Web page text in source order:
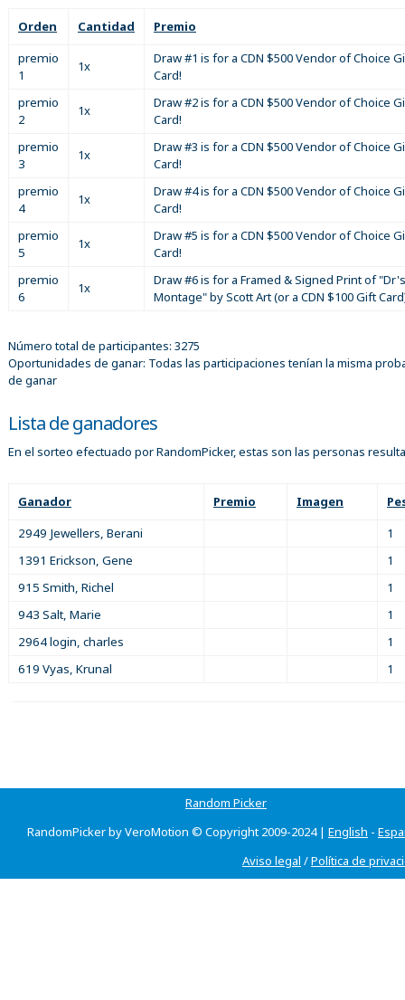
Orden Cantidad
Premio
premio
1
1x
Draw #1 is for a CDN $500 Vendor of Choice
Card!
premio
2
1x
Draw #2 is for a CDN $500 Vendor of Choice
Card!
premio
3
1x
Draw #3 is for a CDN $500 Vendor of Choice
Card!
premio
4
1x
Draw #4 is for a CDN $500 Vendor of Choice
Card!
premio
5
1x
Draw #5 is for a CDN $500 Vendor of Choice
Card!
premio
6
1x
Draw #6 is for a Framed & Signed Print of "Dr's
Montage" by Scott Art (or a CDN $100 Gift
Número total de participantes: 3275
Oportunidades de ganar: Todas las participaciones tenían la misma
de ganar
Lista de ganadores
En el sorteo efectuado por RandomPicker, estas son las personas
Ganador Premio Imagen
2949 Jewellers, Berani
1
1391 Erickson, Gene
1
915 Smith, Richel
1
943 Salt, Marie
1
2964 login, charles
1
619 Vyas, Krunal
1
Random Picker
RandomPicker by VeroMotion © Copyright 2009-2024 | English -
Aviso legal /Política de